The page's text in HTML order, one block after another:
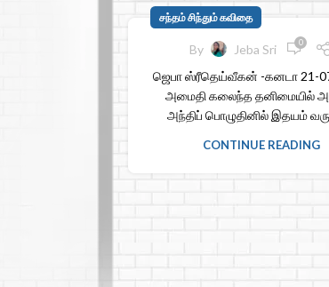
சந்தம் சிந்தும் கவிதை
By Jeba Sri 0
ஜெபா ஸ்ரீதெய்வீகன் -கனடா 21-
அமைதி கலைந்த தனிமையில்
அந்திப் பொழுதினில் இதயம்
CONTINUE READING